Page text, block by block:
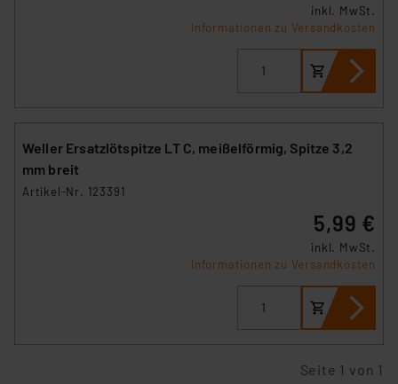
inkl. MwSt.
Informationen zu Versandkosten
Weller Ersatzlötspitze LT C, meißelförmig, Spitze 3,2
mm breit
Artikel-Nr. 123391
5,99 €
inkl. MwSt.
Informationen zu Versandkosten
Seite 1 von 1